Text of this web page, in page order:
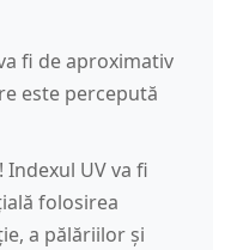
fi de aproximativ
este percepută
UV va fi
folosirea
a pălăriilor și